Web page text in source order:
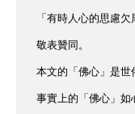
「有時人心的思慮欠
敬表贊同。
本文的「佛心」是世
事實上的「佛心」如